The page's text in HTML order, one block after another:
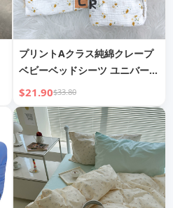
プリントAクラス純綿クレープ
ベビーベッドシーツ ユニバーサ
ルサイズ フィットシーツ
$21.90$33.80